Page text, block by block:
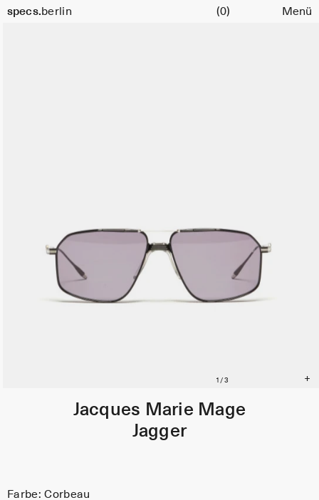
specs.berlin
Warenkorb (0) Menü
Jacques Marie Mage
Jagger
Farbe: Corbeau